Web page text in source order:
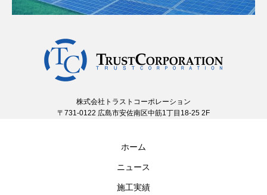
株式会社トラストコーポレーション
〒731-0122 広島市安佐南区中筋1丁目18-25 2F
ホーム
ニュース
施工実績